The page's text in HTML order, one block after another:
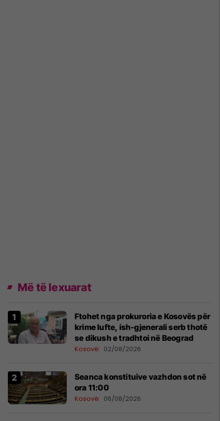
Më të lexuarat
Ftohet nga prokuroria e Kosovës për
krime lufte, ish-gjenerali serb thotë
se dikush e tradhtoi në Beograd
Kosovë 02/08/2026
Seanca konstituive vazhdon sot në
ora 11:00
Kosovë 06/08/2026